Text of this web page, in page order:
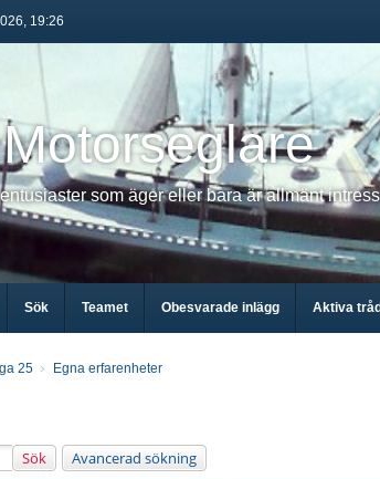
19:26
som äger eller bara är allmänt
Sök Teamet Obesvarade inlägg Aktiva
25 Egna erfarenheter
Sök Avancerad sökning